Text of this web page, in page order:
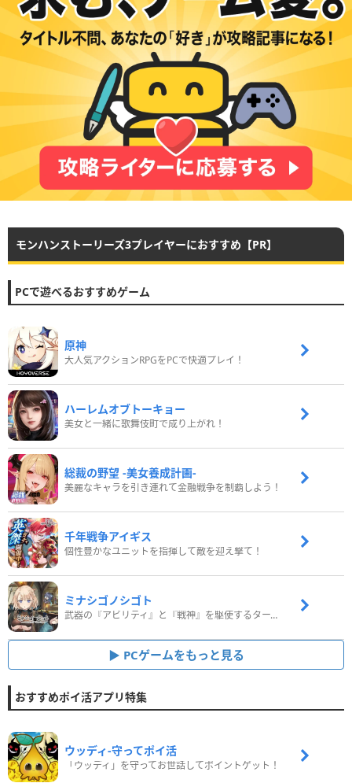
モンハンストーリーズ3プレイヤーにおすすめ【PR】
PCで遊べるおすすめゲーム
原神
大人気アクションRPGをPCで快適プレイ！
ハーレムオブトーキョー
美女と一緒に歌舞伎町で成り上がれ！
総裁の野望 -美女養成計画-
美麗なキャラを引き連れて金融戦争を制覇しよう！
千年戦争アイギス
個性豊かなユニットを指揮して敵を迎え撃て！
ミナシゴノシゴト
武器の『アビリティ』と『戦神』を駆使するターン制コマンドバトルRPG！
PCゲームをもっと見る
おすすめポイ活アプリ特集
ウッディ‐守ってポイ活
「ウッディ」を守ってお世話してポイントゲット！